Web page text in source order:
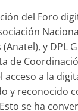
del Foro
y DPL
de
acceso a la
y reconocido
se ha